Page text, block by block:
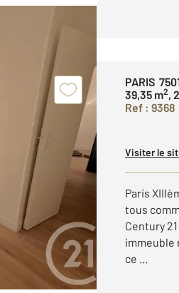
PARIS
39,35 m2,
Ref : 9368
Visiter le
Paris
tous
Century
immeuble
ce ...